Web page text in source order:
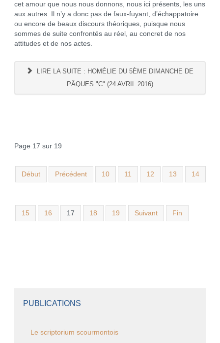
cet amour que nous nous donnons, nous ici présents, les uns
aux autres. Il n’y a donc pas de faux-fuyant, d’échappatoire
ou encore de beaux discours théoriques, puisque nous
sommes de suite confrontés au réel, au concret de nos
attitudes et de nos actes.
LIRE LA SUITE : HOMÉLIE DU 5ÈME DIMANCHE DE
PÂQUES "C" (24 AVRIL 2016)
Page 17 sur 19
Début Précédent 10 11 12 13 14
15 16 17 18 19 Suivant Fin
PUBLICATIONS
Le scriptorium scourmontois